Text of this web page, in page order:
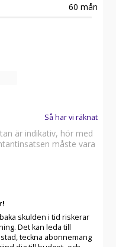
60 mån
Så har vi räknat
är indikativ, hör med
måste vara
skulden i tid riskerar
Det kan leda till
teckna abonnemang